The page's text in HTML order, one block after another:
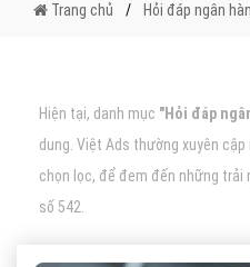
Trang chủ Hỏi đáp ngân
Hiện tại, danh mục "Hỏi đáp
dung. Việt Ads thường xuyên
chọn lọc, để đem đến những
số 542.